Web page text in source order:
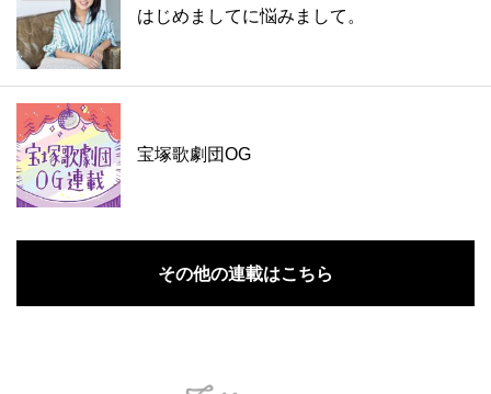
はじめましてに悩みまして。
宝塚歌劇団OG
その他の連載はこちら